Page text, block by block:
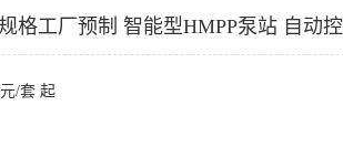
格工厂预制 智能型HMPP泵站 自动控
/套 起